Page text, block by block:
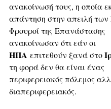
ανακοίνωσή τους, η οποία
απάντηση στην απειλή των
Φρουροί της Επανάστασης
ανακοίνωσαν ότι εάν οι
ΗΠΑ επιτεθούν ξανά στο
τη φορά δεν θα είναι ένας
περιφερειακός πόλεμος
διαπεριφερειακός.